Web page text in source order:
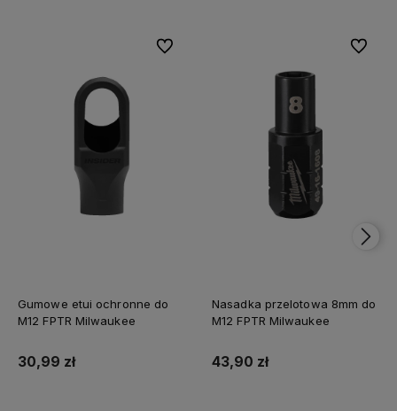
Gumowe etui ochronne do
M12 FPTR Milwaukee
30,99 zł
Do ulubionych
Nasadka przelotowa 8mm do
M12 FPTR Milwaukee
43,90 zł
Do